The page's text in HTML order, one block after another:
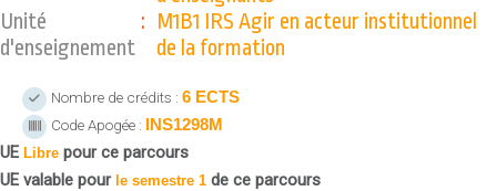
UFR FS (Chimie, Mathématique, Physique)
GEP (Génie Electrique des Procédés - Département composante)
Informatique (Département Composante)
Mécanique (Département composante)
Plan et accès
Intranet des personnels
Moodle
Emploi du temps
Unité
d'enseignement
:
M1B1 IRS Agir en acteur institutionnel
de la formation
Nombre de crédits : 6 ECTS
Code Apogée : INS1298M
UE Libre pour ce parcours
UE valable pour le semestre 1 de ce parcours